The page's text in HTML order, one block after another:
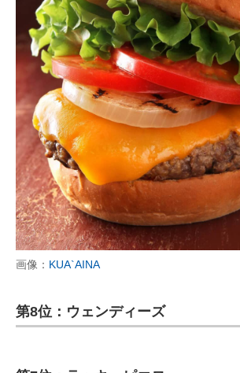
画像： KUA`AINA
第8位：ウェンディーズ